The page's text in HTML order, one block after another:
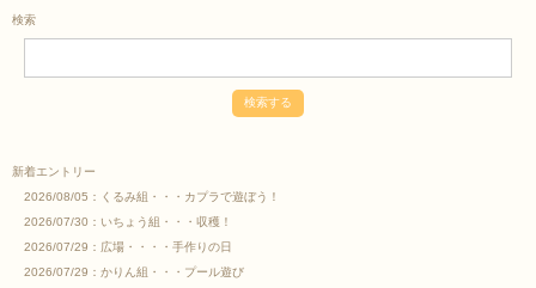
検索
新着エントリー
2026/08/05： くるみ組・・・カプラで遊ぼう！
2026/07/30： いちょう組・・・収穫！
2026/07/29： 広場・・・・手作りの日
2026/07/29： かりん組・・・プール遊び